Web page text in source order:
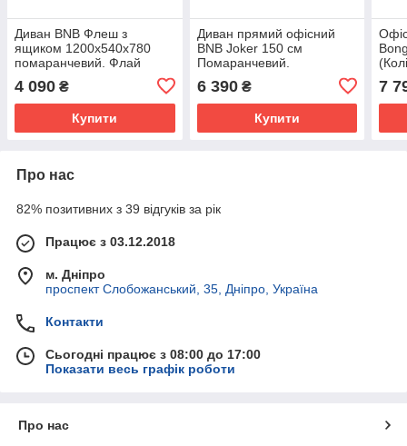
Диван BNB Флеш з
ящиком 1200x540x780
помаранчевий. Флай
приймальні, очікування
4 090 ₴
Купити
Диван прямий офісний
BNB Joker 150 см
Помаранчевий.
6 390₴
Купити
7
Про нас
82% позитивних з 39 відгуків за рік
Працює з 03.12.2018
м. Дніпро
проспект Слобожанський, 35, Дніпро, Україна
Контакти
Сьогодні працює з 08:00 до 17:00
Показати весь графік роботи
Про нас